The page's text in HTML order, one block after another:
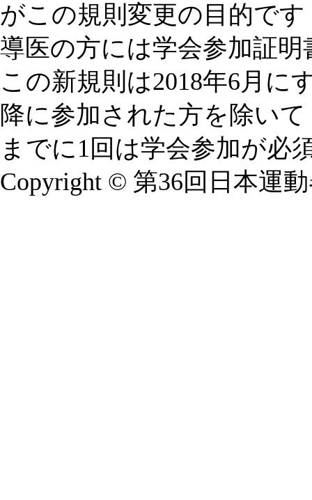
がこの規則変更の目的で
導医の方には学会参加証
この新規則は2018年6月に
降に参加された方を除い
までに1回は学会参加が必
Copyright © 第36回日本運